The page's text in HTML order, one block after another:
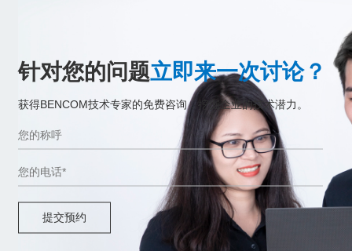
针对您的问题立即来一次讨论？
获得BENCOM技术专家的免费咨询，挖掘企业的技术潜力。
提交预约